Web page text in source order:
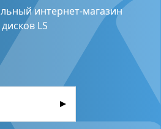
интернет-магазин
LS